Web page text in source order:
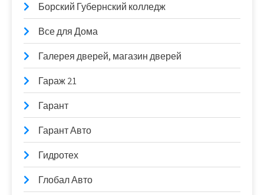
Борский Губернский колледж
Все для Дома
Галерея дверей, магазин дверей
Гараж 21
Гарант
Гарант Авто
Гидротех
Глобал Авто